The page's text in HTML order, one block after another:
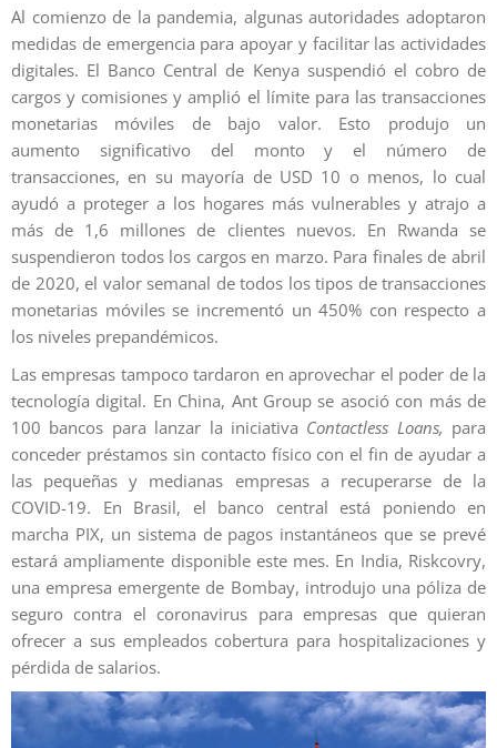
Al comienzo de la pandemia, algunas autoridades adoptaron
medidas de emergencia para apoyar y facilitar las actividades
digitales. El Banco Central de Kenya suspendió el cobro de
cargos y comisiones y amplió el límite para las transacciones
monetarias móviles de bajo valor. Esto produjo un
aumento significativo del monto y el número de
transacciones, en su mayoría de USD 10 o menos, lo cual
ayudó a proteger a los hogares más vulnerables y atrajo a
más de 1,6 millones de clientes nuevos. En Rwanda se
suspendieron todos los cargos en marzo. Para finales de abril
de 2020, el valor semanal de todos los tipos de transacciones
monetarias móviles se incrementó un 450% con respecto a
los niveles prepandémicos.
Las empresas tampoco tardaron en aprovechar el poder de la
tecnología digital. En China, Ant Group se asoció con más de
100 bancos para lanzar la iniciativa Contactless Loans, para
conceder préstamos sin contacto físico con el fin de ayudar a
las pequeñas y medianas empresas a recuperarse de la
COVID-19. En Brasil, el banco central está poniendo en
marcha PIX, un sistema de pagos instantáneos que se prevé
estará ampliamente disponible este mes. En India, Riskcovry,
una empresa emergente de Bombay, introdujo una póliza de
seguro contra el coronavirus para empresas que quieran
ofrecer a sus empleados cobertura para hospitalizaciones y
pérdida de salarios.